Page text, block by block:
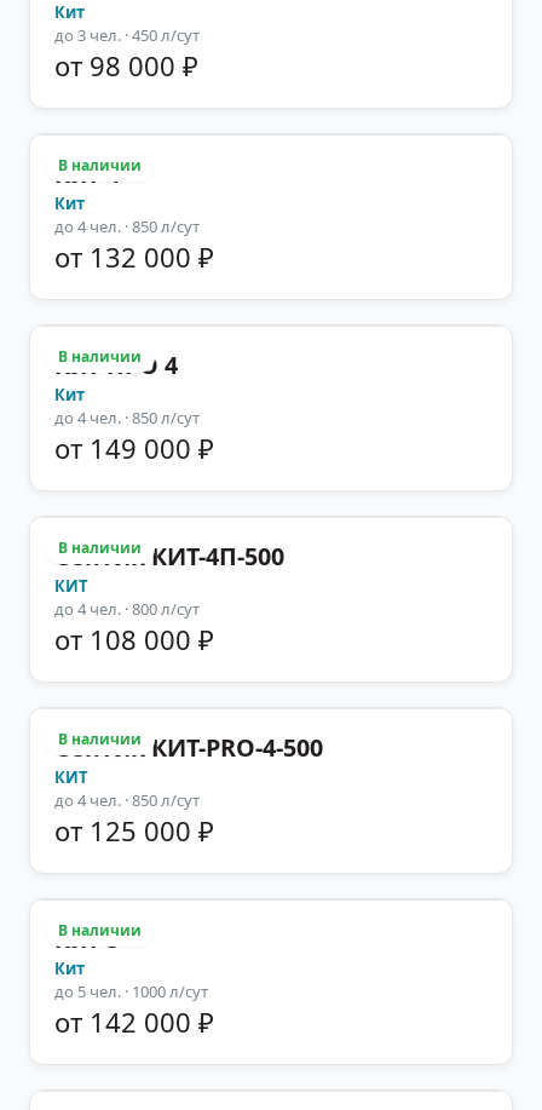
Кит
до 3 чел. · 450 л/сут
от 98 000 ₽
В наличии
Кит 4
Кит
до 4 чел. · 850 л/сут
от 132 000 ₽
В наличии
Кит ПРО 4
Кит
до 4 чел. · 850 л/сут
от 149 000 ₽
В наличии
Септик КИТ-4П-500
КИТ
до 4 чел. · 800 л/сут
от 108 000 ₽
В наличии
Септик КИТ-PRO-4-500
КИТ
до 4 чел. · 850 л/сут
от 125 000 ₽
В наличии
Кит 5
Кит
до 5 чел. · 1000 л/сут
от 142 000 ₽